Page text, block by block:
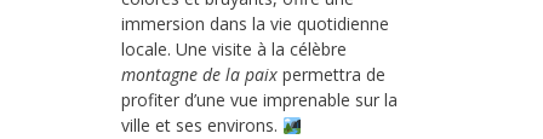
immersion dans la vie quotidienne
locale. Une visite à la célèbre
montagne de la paix permettra de
profiter d’une vue imprenable sur la
ville et ses environs.